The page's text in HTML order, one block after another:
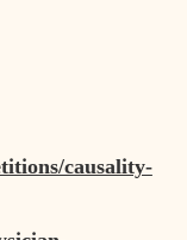
causality-